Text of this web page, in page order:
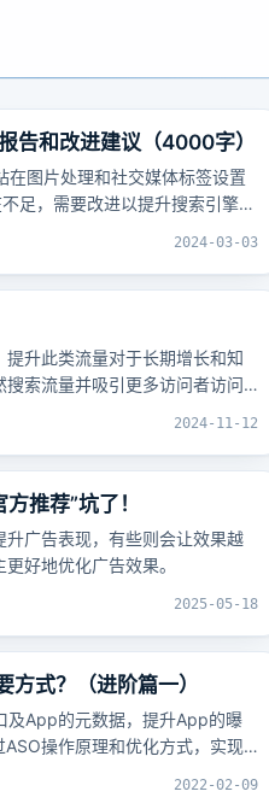
告和改进建议（4000字）
图片处理和社交媒体标签设置
足，需要改进以提升搜索引擎排
2024-03-03
升此类流量对于长期增长和知
索流量并吸引更多访问者访问
2024-11-12
推荐”坑了！
升广告表现，有些则会让效果越
好地优化广告效果。
2025-05-18
式？（进阶篇一）
及App的元数据，提升App的曝
操作原理和优化方式，实现
2022-02-09